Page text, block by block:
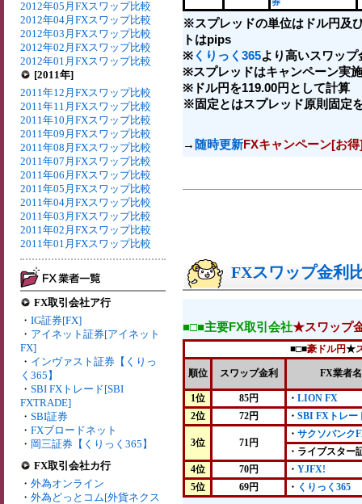
2012年05月FXスワップ比較
2012年04月FXスワップ比較
2012年03月FXスワップ比較
2012年02月FXスワップ比較
2012年01月FXスワップ比較
[2011年]
2011年12月FXスワップ比較
2011年11月FXスワップ比較
2011年10月FXスワップ比較
2011年09月FXスワップ比較
2011年08月FXスワップ比較
2011年07月FXスワップ比較
2011年06月FXスワップ比較
2011年05月FXスワップ比較
2011年04月FXスワップ比較
2011年03月FXスワップ比較
2011年02月FXスワップ比較
2011年01月FXスワップ比較
FX取引会社ア行
・ IG証券[FX]
・ アイネット証券[アイネット
FX]
・ インヴァスト証券【くりっ
く365】
・ SBI FXトレード[SBI
FXTRADE]
・ SBI証券
・ FXブロードネット
・ 岡三証券【くりっく365】
FX取引会社カ行
・ 外為オンライン
・ 外為どっとコム[外貨ネクス
※スプレッドの単位はドル円及
トはpips
※ くりっく365より高いスワップ
※スプレッドはキャンペーン実
※ドル円を119.00円として計算
※固定とはスプレッド原則固定
→ 随時更新FXキャンペーン[お
FXスワップ金利
■□■主要FX取引会社★スワップ
■□■豪ドル円★
順位 スワップ金利 FX業者名
1位 85円 ・ LION FX
2位
72円 ・ SBI FXトレー
3位 71円
・ サクソバンク
・ライブスター
4位
70円 ・ YJFX!
5位
69円 ・ くりっく365